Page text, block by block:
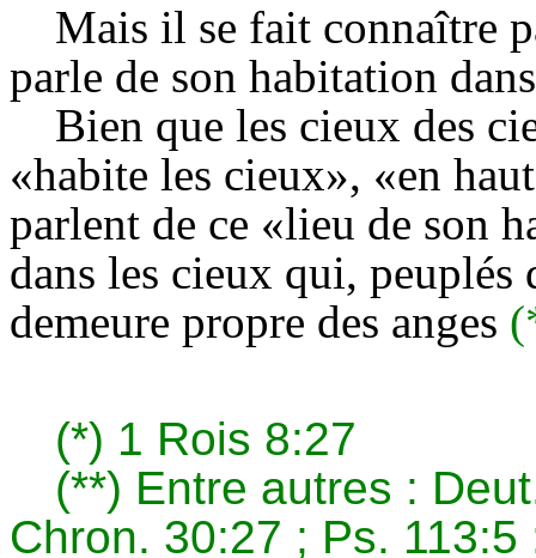
Mais il se fait connaître
parle de son habitation
Bien que les cieux des
«habite les cieux», «en
parlent de ce «lieu de son
dans les cieux qui,
demeure propre des anges
(*) 1 Rois 8:27
(**) Entre autres :
Chron. 30:27 ; Ps.